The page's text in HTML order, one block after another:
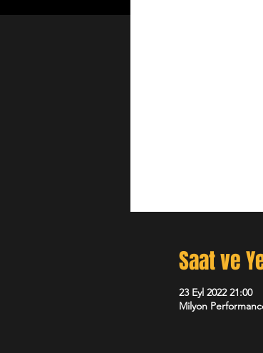
Saat ve
23 Eyl 2022 21:00
Milyon